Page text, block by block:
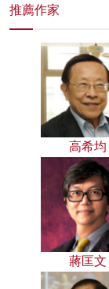
推薦作家
高希均
蔣匡文